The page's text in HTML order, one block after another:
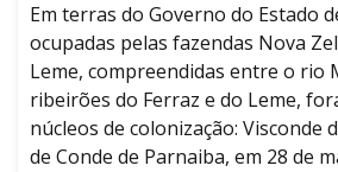
Em terras do Governo do Estado
ocupadas pelas fazendas Nova
Leme, compreendidas entre o rio
ribeirões do Ferraz e do Leme,
núcleos de colonização: Visconde
de Conde de Parnaiba, em 28 de